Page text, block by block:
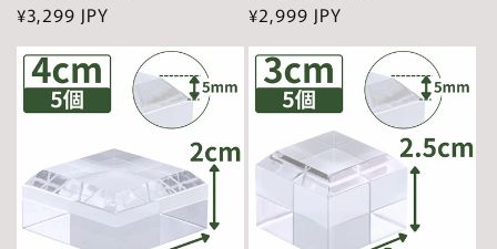
通
常
価
格
¥3,299 JPY
通
常
価
格
¥2,999 JPY